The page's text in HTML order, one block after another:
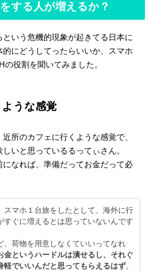
する人が増えるか？
いう危機的現象が起きてる日本に
にどうしてったらいいか、スマホ
の役割を聞いてみました。
うな感覚
所のカフェに行くような感覚で、
いと思っているるってぃさん。
になれば、準備だってお金だって必
スマホ１台旅をしたとして、海外に行
すぐに増えるとは思っていないんです
、荷物を用意しなくていいってなれ
金というハードルは潰せるし、それぐ
軽でいいんだと思ってもらえるはず。